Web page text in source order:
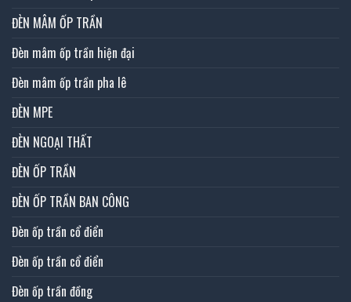
ĐÈN MÂM ỐP TRẦN
Đèn mâm ốp trần hiện đại
Đèn mâm ốp trần pha lê
ĐÈN MPE
ĐÈN NGOẠI THẤT
ĐÈN ỐP TRẦN
ĐÈN ỐP TRẦN BAN CÔNG
Đèn ốp trần cổ điển
Đèn ốp trần cổ điển
Đèn ốp trần đồng